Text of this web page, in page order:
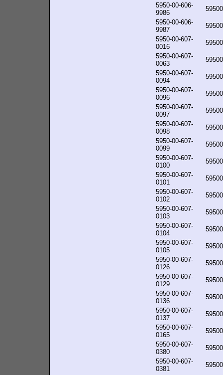
5950-00-606-
9986
5950-00-606-
9987
5950-00-607-
0016
5950-00-607-
0063
5950-00-607-
0094
5950-00-607-
0096
5950-00-607-
0097
5950-00-607-
0098
5950-00-607-
0099
5950-00-607-
0100
5950-00-607-
0101
5950-00-607-
0102
5950-00-607-
0103
5950-00-607-
0104
5950-00-607-
0105
5950-00-607-
0126
5950-00-607-
0129
5950-00-607-
0136
5950-00-607-
0137
5950-00-607-
0165
5950-00-607-
0380
5950-00-607-
0381